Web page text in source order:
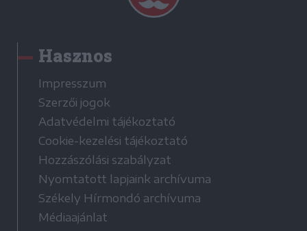
Hasznos
Impresszum
Szerzői jogok
Adatvédelmi tájékoztató
Cookie-kezelési tájékoztató
Hozzászólási szabályzat
Nyomtatott lapjaink archívuma
Székely Hírmondó archívuma
Médiaajánlat